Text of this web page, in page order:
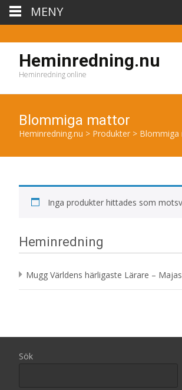
Heminredning.nu
Heminredning online
Blommiga mattor
Heminredning.nu > Produkter >
Inga produkter hittades som
Heminredning
Mugg Världens härligaste Lärare –
Sök
MENY